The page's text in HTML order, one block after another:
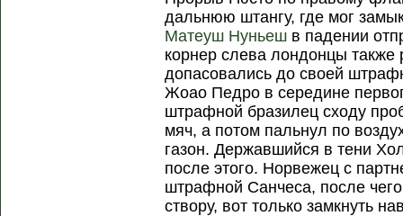
дальнюю штангу, где мог
Матеуш Нуньеш в падении
корнер слева лондонцы также
допасовались до своей
Жоао Педро в середине
штрафной бразилец сходу
мяч, а потом пальнул по
газон. Державшийся в тени
после этого. Норвежец с
штрафной Санчеса, после
створу, вот только замкнуть